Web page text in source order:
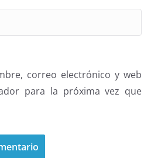
correo electrónico y web
para la próxima vez que